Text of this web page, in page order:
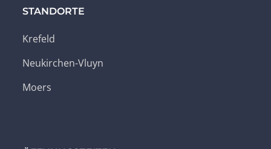
STANDORTE
Krefeld
Neukirchen-Vluyn
Moers